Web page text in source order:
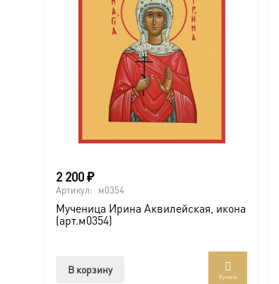
2 200₽
Артикул: м0354
Мученица Ирина Аквилейская, икона
(арт.м0354)
В корзину
Купить